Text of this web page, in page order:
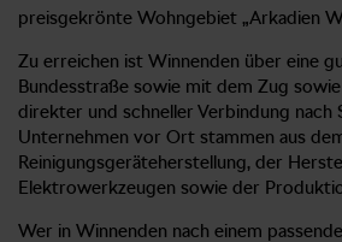
preisgekrönte Wohngebiet „Arkadien
Zu erreichen ist Winnenden über eine
Bundesstraße sowie mit dem Zug
direkter und schneller Verbindung nach
Unternehmen vor Ort stammen aus
Reinigungsgeräteherstellung, der
Elektrowerkzeugen sowie der
Wer in Winnenden nach einem